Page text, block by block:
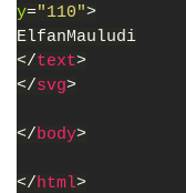
y="110">
ElfanMauludi
</text>
</svg>
</body>
</html>